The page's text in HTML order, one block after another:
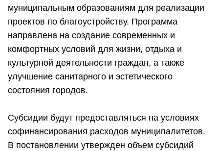
муниципальным образованиям для реализации
проектов по благоустройству. Программа
направлена на создание современных и
комфортных условий для жизни, отдыха и
культурной деятельности граждан, а также
улучшение санитарного и эстетического
состояния городов.
Субсидии будут предоставляться на условиях
софинансирования расходов муниципалитетов.
В постановлении утвержден объем субсидий